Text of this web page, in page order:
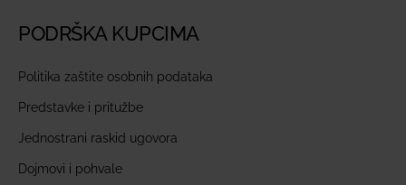
PODRŠKA KUPCIMA
Politika zaštite osobnih podataka
Predstavke i pritužbe
Jednostrani raskid ugovora
Dojmovi i pohvale